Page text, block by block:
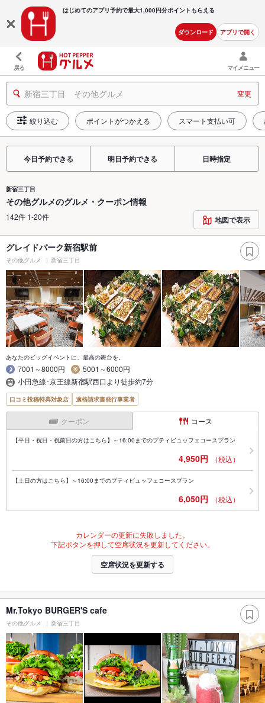
はじめてのアプリ予約で最大1,000円分ポイントもらえる
ダウンロード アプリで開く
戻る マイメニュー
新宿三丁目 その他グルメ 変更
絞り込む ポイントがつかえる スマート支払い可
今日予約できる 明日予約できる 日時指定
新宿三丁目
その他グルメのグルメ・クーポン情報
142件 1-20件 地図で表示
グレイドパーク新宿駅前
その他グルメ 新宿三丁目
あなたのビッグイベントに、最高の舞台を。
7001～8000円
5001～6000円
小田急線･京王線新宿駅西口より徒歩約7分
口コミ投稿特典対象店 適格請求書発行事業者
クーポン コース
【平日・祝日・祝前日の方はこちら】～16:00までのプティビュッフェコースプラン
4,950円 （税込）
【土日の方はこちら】～16:00までのプティビュッフェコースプラン
6,050円 （税込）
カレンダーの更新に失敗しました。
下記ボタンを押して空席状況を更新してください。
空席状況を更新する
Mr.Tokyo BURGER'S cafe
その他グルメ 新宿三丁目